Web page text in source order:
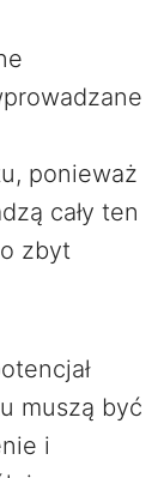
ponieważ
cały ten
zbyt
muszą być
i